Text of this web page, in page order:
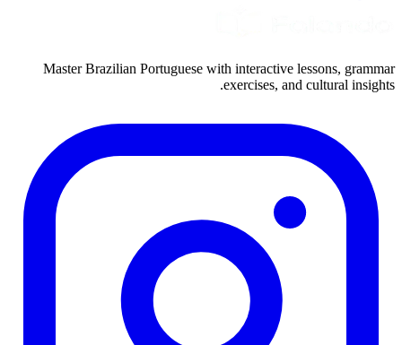
Master Brazilian Portuguese with interactive lessons, grammar
exercises, and cultural insights.